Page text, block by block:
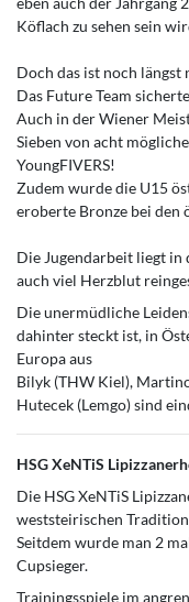
Köflach zu sehen sein
Doch das ist noch längst
Das Future Team
Auch in der Wiener
Sieben von acht
YoungFIVERS!
Zudem wurde die U15
eroberte Bronze bei den
Die Jugendarbeit liegt in
auch viel Herzblut
Die unermüdliche
dahinter steckt ist, in
Europa aus
Bilyk (THW Kiel),
Hutecek (Lemgo) sind
HSG XeNTiS
Die HSG XeNTiS
weststeirischen
Seitdem wurde man 2
Cupsieger.
Trainingsspiele im